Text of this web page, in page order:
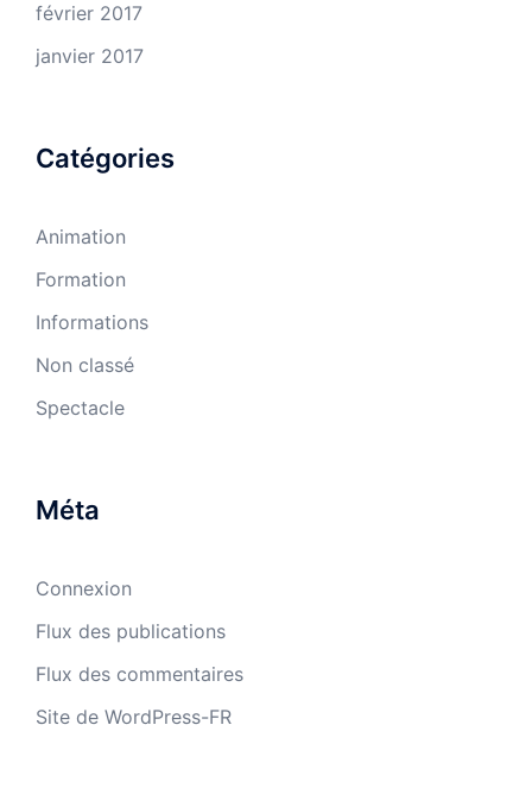
février 2017
janvier 2017
Catégories
Animation
Formation
Informations
Non classé
Spectacle
Méta
Connexion
Flux des publications
Flux des commentaires
Site de WordPress-FR